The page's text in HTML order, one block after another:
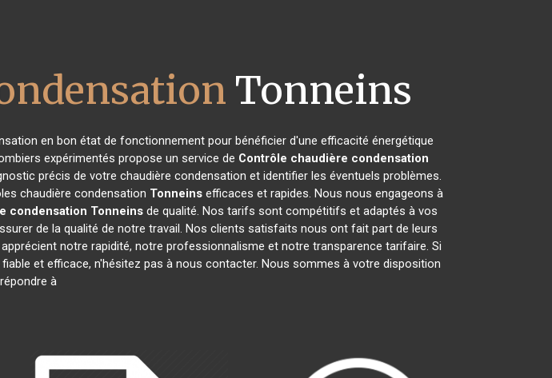
Tonneins
en bon état de fonctionnement pour bénéficier d'une efficacité énergétique
expérimentés propose un service de Contrôle chaudière condensation
précis de votre chaudière condensation et identifier les éventuels problèmes.
chaudière condensation Tonneins efficaces et rapides. Nous nous engageons à
condensation Tonneins de qualité. Nos tarifs sont compétitifs et adaptés à vos
de la qualité de notre travail. Nos clients satisfaits nous ont fait part de leurs
notre rapidité, notre professionnalisme et notre transparence tarifaire. Si
et efficace, n'hésitez pas à nous contacter. Nous sommes à votre disposition
à